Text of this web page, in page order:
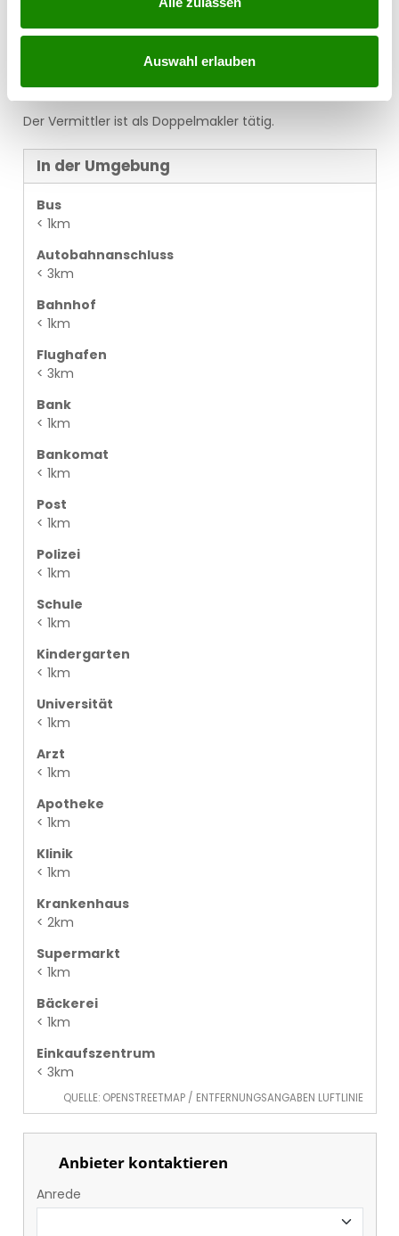
Auswahl erlauben
daheim.service.immo/registrieren/de
und dem zu vermittelnden Dritten ein familiäres oder
wirtschaftliches Naheverhältnis besteht.
Der Vermittler ist als Doppelmakler tätig.
In der Umgebung
Bus
< 1km
Autobahnanschluss
< 3km
Bahnhof
< 1km
Flughafen
< 3km
Bank
< 1km
Bankomat
< 1km
Post
< 1km
Polizei
< 1km
Schule
< 1km
Kindergarten
< 1km
Universität
< 1km
Arzt
< 1km
Apotheke
< 1km
Klinik
< 1km
Krankenhaus
< 2km
Supermarkt
< 1km
Bäckerei
< 1km
Einkaufszentrum
< 3km
QUELLE: OPENSTREETMAP / ENTFERNUNGSANGABEN LUFTLINIE
Anbieter kontaktieren
Anrede